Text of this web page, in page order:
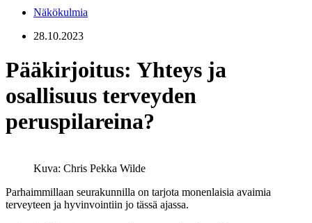
Näkökulmia
28.10.2023
Pääkirjoitus: Yhteys ja
osallisuus terveyden
peruspilareina?
Kuva: Chris Pekka Wilde
Parhaimmillaan seurakunnilla on tarjota monenlaisia avaimia
terveyteen ja hyvinvointiin jo tässä ajassa.